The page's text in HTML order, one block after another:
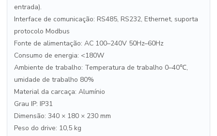
entrada).
Interface de comunicação: RS485, RS232, Ethernet, suporta
protocolo Modbus
Fonte de alimentação: AC 100–240V 50Hz–60Hz
Consumo de energia: <180W
Ambiente de trabalho: Temperatura de trabalho 0–40℃,
umidade de trabalho 80%
Material da carcaça: Alumínio
Grau IP: IP31
Dimensão: 340 × 180 × 230 mm
Peso do drive: 10,5 kg